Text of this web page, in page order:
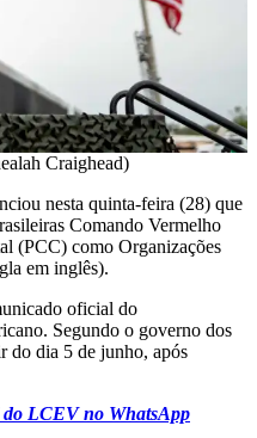
Craighead)
nesta quinta-feira (28) que
Comando Vermelho
(PCC) como Organizações
em inglês).
oficial do
Segundo o governo dos
do dia 5 de junho, após
LCEV no WhatsApp